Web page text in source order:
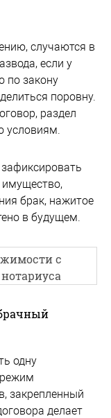
случаются в
если у
по закону
поровну.
раздел
условиям.
имущество,
брак, нажитое
в будущем.
с
одну
режим
закрепленный
делает